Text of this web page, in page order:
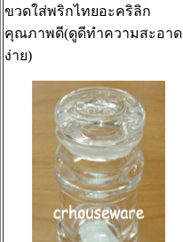
ขวดใส่พริกไทยอะคริลิก
คุณภาพดี(ดูดีทำความสะอาด
ง่าย)